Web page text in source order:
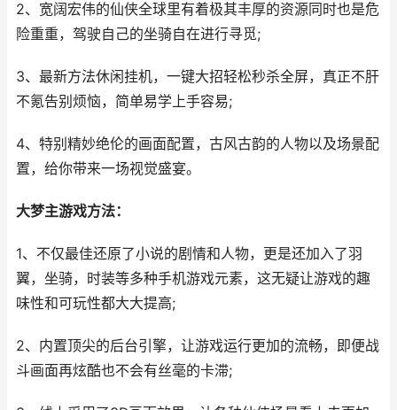
2、宽阔宏伟的仙侠全球里有着极其丰厚的资源同时也是危
险重重，驾驶自己的坐骑自在进行寻觅;
3、最新方法休闲挂机，一键大招轻松秒杀全屏，真正不肝
不氪告别烦恼，简单易学上手容易;
4、特别精妙绝伦的画面配置，古风古韵的人物以及场景配
置，给你带来一场视觉盛宴。
大梦主游戏方法：
1、不仅最佳还原了小说的剧情和人物，更是还加入了羽
翼，坐骑，时装等多种手机游戏元素，这无疑让游戏的趣
味性和可玩性都大大提高;
2、内置顶尖的后台引擎，让游戏运行更加的流畅，即便战
斗画面再炫酷也不会有丝毫的卡滞;